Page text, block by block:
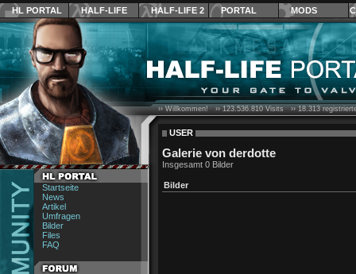
HL PORTAL HALF-LIFE HALF-LIFE 2 PORTAL MODS
Startseite
News
Artikel
Umfragen
Bilder
Files
FAQ
›› Willkommen! ››123.536.810Visits ››18.313
USER
Galerie von derdotte
Insgesamt 0 Bilder
Bilder